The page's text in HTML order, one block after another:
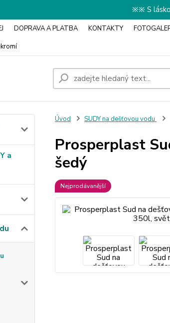
※※ S
DOPRAVA A PLATBA KONTAKTY
a
Úvod SUDY na dešťovou vodu
Prosperplast
šedý
Nejprodávanější